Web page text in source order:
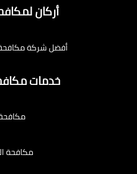
أركان
أفضل شركة
خدمات
مكافحة